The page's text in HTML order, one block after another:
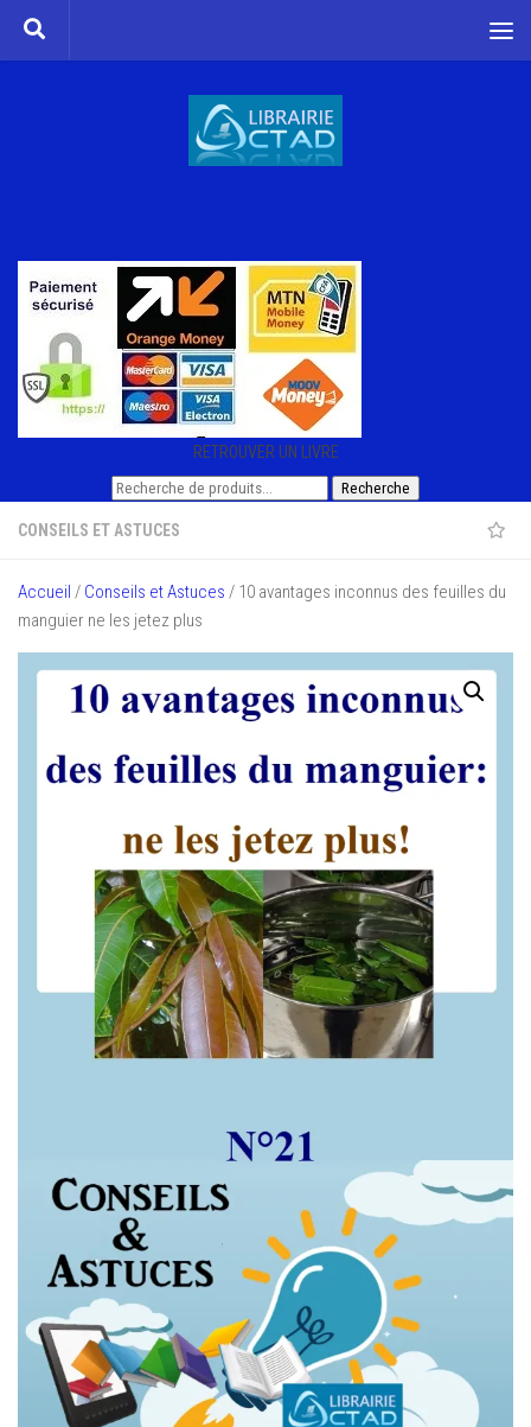
Skip to content
RETROUVER UN LIVRE
Recherche
Recherche
CONSEILS ET ASTUCES
Accueil / Conseils et Astuces / 10 avantages inconnus des feuilles du
manguier ne les jetez plus